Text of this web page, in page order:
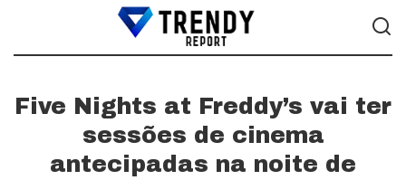
Five Nights at Freddy’s vai ter
sessões de cinema
antecipadas na noite de